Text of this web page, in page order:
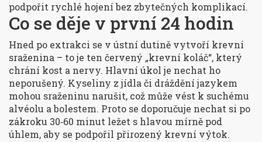
podpořit rychlé hojení bez zbytečných komplikací.
Co se děje v první 24 hodin
Hned po extrakci se v ústní dutině vytvoří krevní
sraženina – to je ten červený „krevní koláč“, který
chrání kost a nervy. Hlavní úkol je nechat ho
neporušený. Kyseliny z jídla či dráždění jazykem
mohou sraženinu narušit, což může vést k suchému
alvéolu a bolestem. Proto se doporučuje nechat si po
zákroku 30‑60 minut ležet s hlavou mírně pod
úhlem, aby se podpořil přirozený krevní výtok.